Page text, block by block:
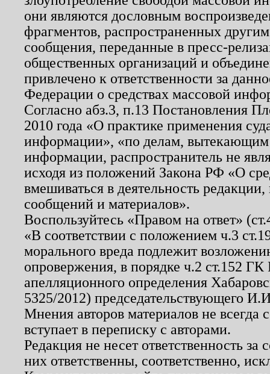
они являются дословным
фрагментов, распространенных
сообщения, переданные в пресс-
общественных организаций и
привлечено к ответственности за
Федерации о средствах массовой
Согласно абз.3, п.13 Постановления
2010 года «О практике применения
информации», «по делам, вытекающим
информации, распространитель не
исходя из положений Закона РФ «О
вмешиваться в деятельность
сообщений и материалов».
Воспользуйтесь «Правом на ответ»
«В соответствии с положением ч.3
морального вреда подлежит
опровержения, в порядке ч.2 ст.152
апелляционного определения
5325/2012) председательствующего
Мнения авторов материалов не
вступает в переписку с авторами.
Редакция не несет ответственность
них ответственны, соответственно,